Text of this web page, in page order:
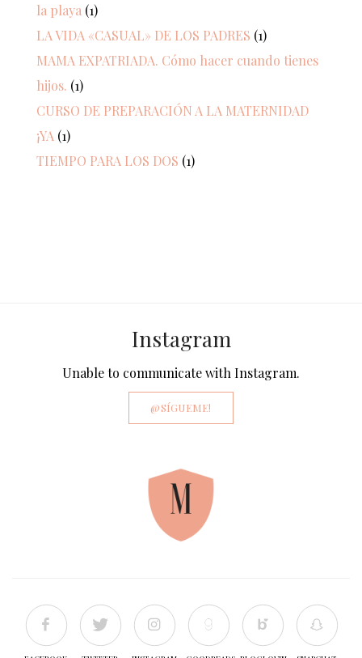
la playa (1)
LA VIDA «CASUAL» DE LOS PADRES (1)
MAMA EXPATRIADA. Cómo hacer cuando tienes
hijos. (1)
CURSO DE PREPARACIÓN A LA MATERNIDAD
¡YA (1)
TIEMPO PARA LOS DOS (1)
Instagram
Unable to communicate with Instagram.
@SÍGUEME!